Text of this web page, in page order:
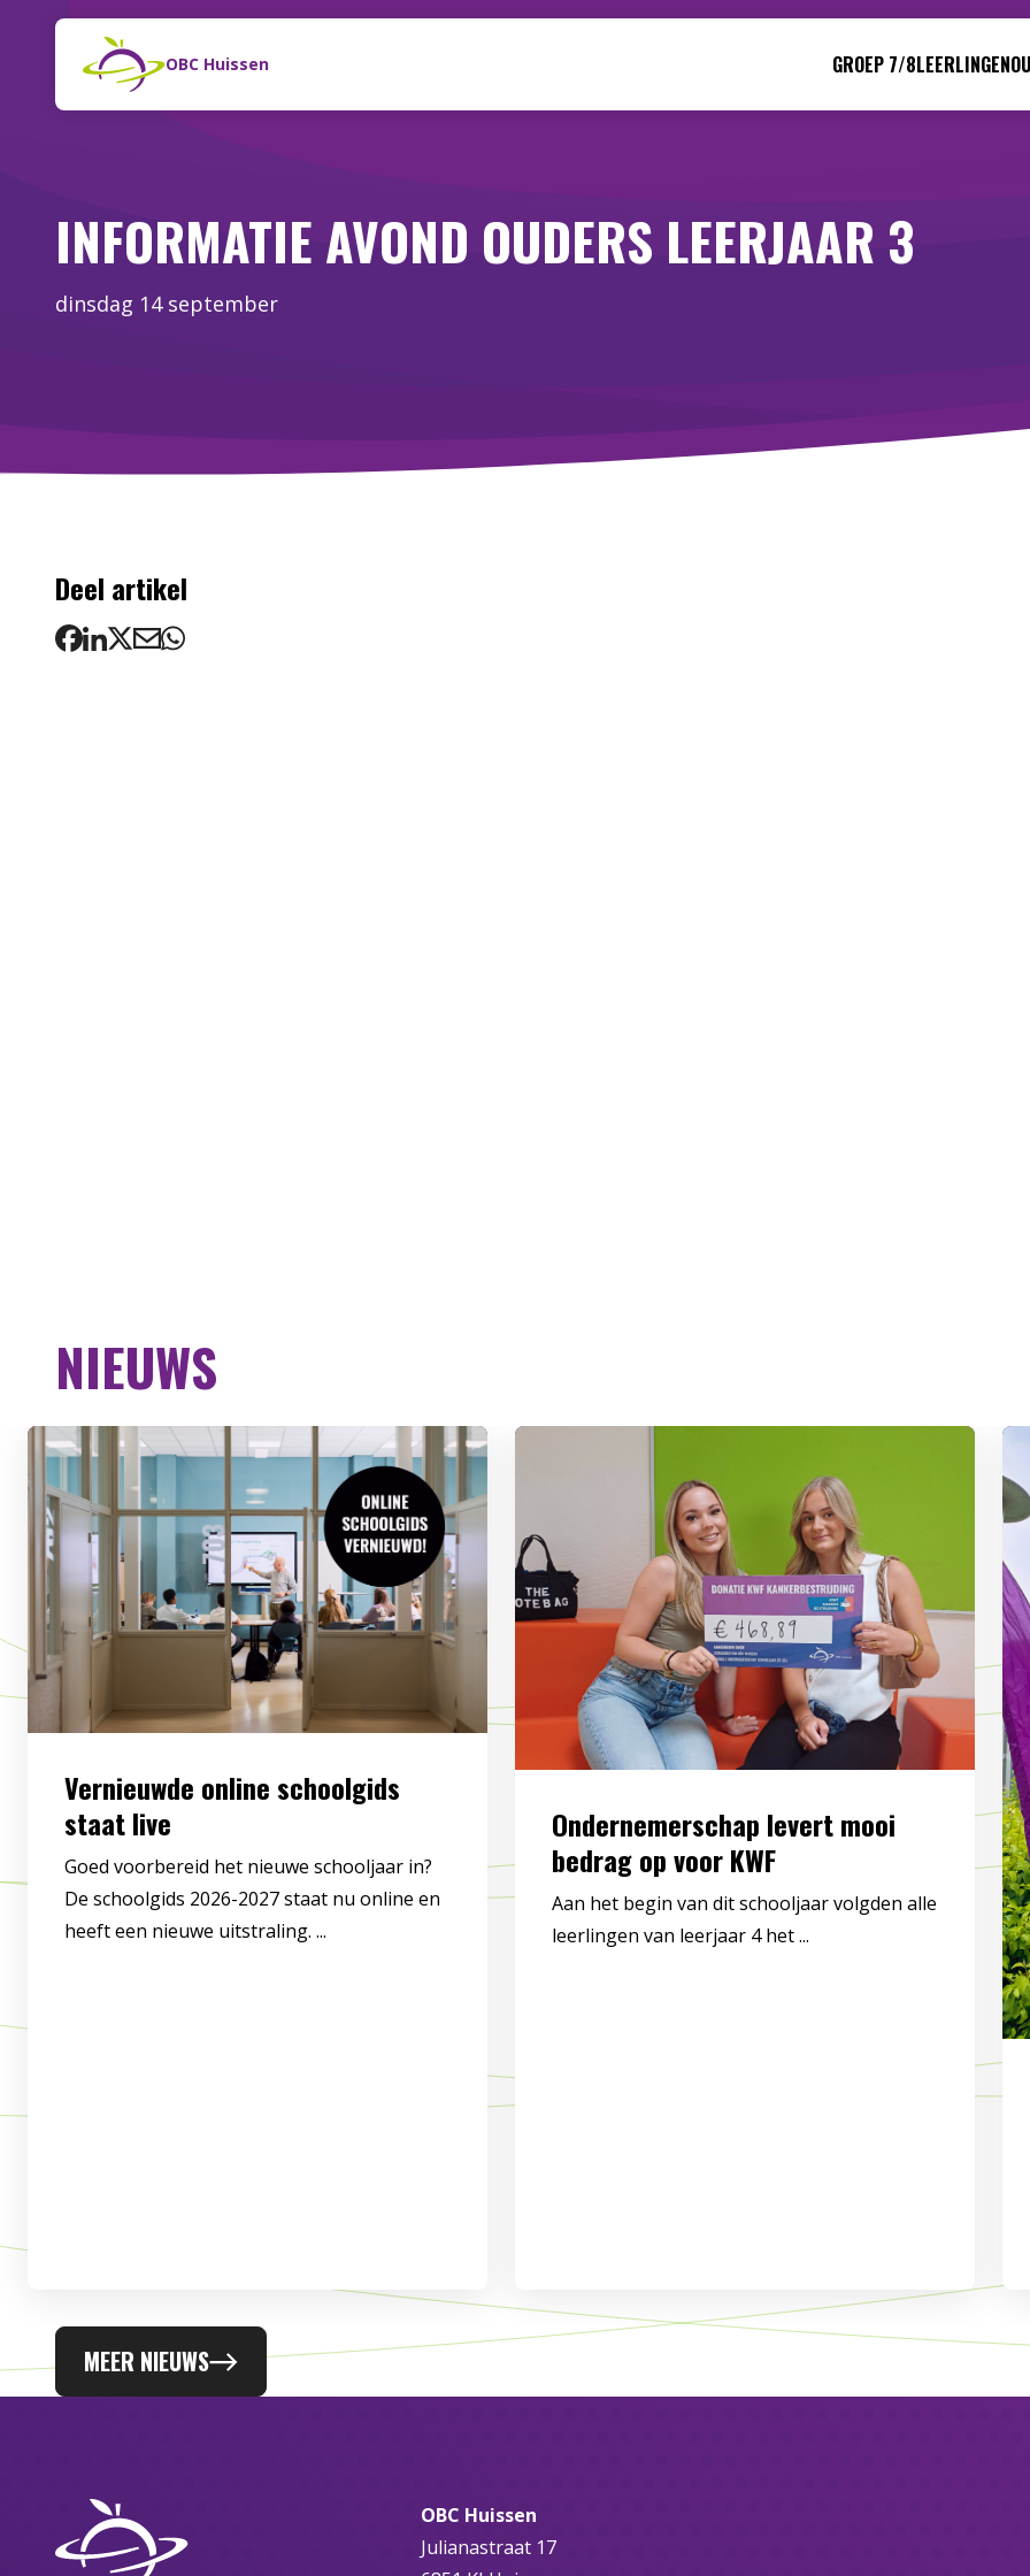
Naar de inhoud
OBC Huissen GROEP 7/8LEERLINGEN
INFORMATIE AVOND OUDERS LEERJAAR 3
dinsdag 14 september
Deel artikel
NIEUWS
Vernieuwde online schoolgids
staat live
Goed voorbereid het nieuwe schooljaar in?
De schoolgids 2026-2027 staat nu online en
heeft een nieuwe uitstraling. ...
Ondernemerschap levert mooi
bedrag op voor KWF
Aan het begin van dit schooljaar volgden alle
leerlingen van leerjaar 4 het ...
MEER NIEUWS
OBC Huissen
Julianastraat 17